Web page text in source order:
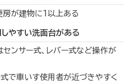
が建物に１以上ある
やすい洗面台がある
ンサー式、レバー式など操作が
で車いす使用者が近づきやすく